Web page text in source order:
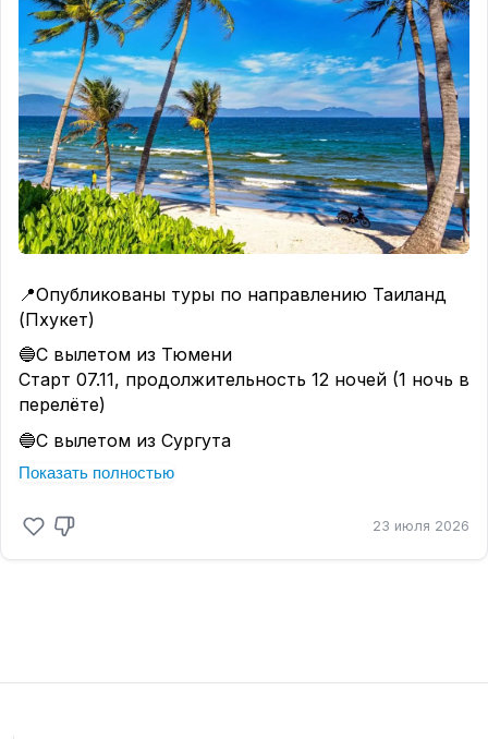
📍Опубликованы туры по направлению Таиланд
(Пхукет)
🔵С вылетом из Тюмени
Старт 07.11, продолжительность 12 ночей (1 ночь в
перелёте)
🔵С вылетом из Сургута
Старт 08.11, продолжительность 12 ночей (1 ночь
✔️С вылетом из Тюмени цены на стадии
Показать полностью
23 июля 2026